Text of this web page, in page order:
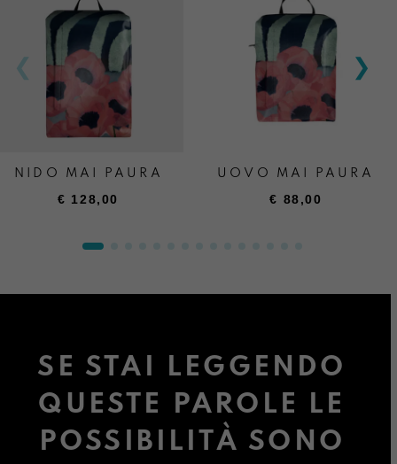
NIDO MAI PAURA
€ 128,00
UOVO MAI PAURA
€ 88,00
SE STAI LEGGENDO
QUESTE PAROLE LE
POSSIBILITÀ SONO